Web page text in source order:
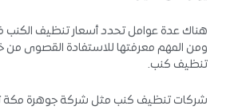
هناك عدة عوامل تحدد أسعار تنظيف الكنب
ومن المهم معرفتها للاستفادة القصوى
تنظيف كنب.
شركات تنظيف كنب مثل شركة جوهرة مكة